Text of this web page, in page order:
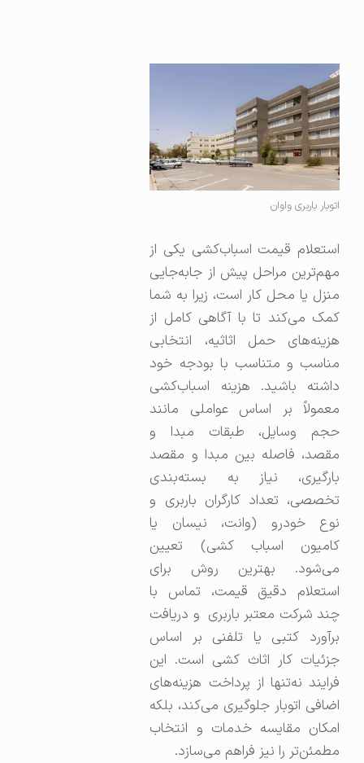
اتوبار باربری واوان
استعلام قیمت اسباب‌کشی یکی از
مهم‌ترین مراحل پیش از جابه‌جایی
منزل یا محل کار است، زیرا به شما
کمک می‌کند تا با آگاهی کامل از
هزینه‌های حمل اثاثیه، انتخابی
مناسب و متناسب با بودجه خود
داشته باشید. هزینه اسباب‌کشی
معمولاً بر اساس عواملی مانند
حجم وسایل، طبقات مبدا و
مقصد، فاصله بین مبدا و مقصد
بارگیری، نیاز به بسته‌بندی
تخصصی، تعداد کارگران باربری و
نوع خودرو (وانت، نیسان یا
کامیون اسباب کشی) تعیین
می‌شود. بهترین روش برای
استعلام دقیق قیمت، تماس با
چند شرکت معتبر باربری و دریافت
برآورد کتبی یا تلفنی بر اساس
جزئیات کار اثاث کشی است. این
فرایند نه‌تنها از پرداخت هزینه‌های
اضافی اتوبار جلوگیری می‌کند، بلکه
امکان مقایسه خدمات و انتخاب
مطمئن‌تر را نیز فراهم می‌سازد.